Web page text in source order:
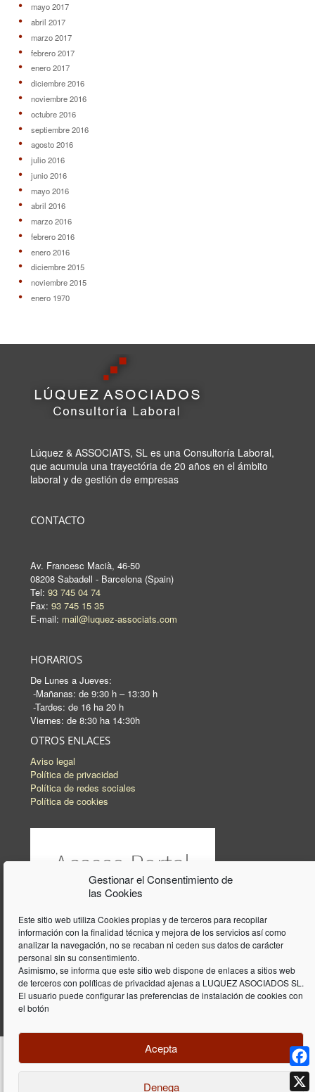
Gestionar el Consentimiento de
las Cookies
Este sitio web utiliza Cookies propias y de terceros para recopilar
información con la finalidad técnica y mejora de los servicios así como
analizar la navegación, no se recaban ni ceden sus datos de carácter
personal sin su consentimiento.
Asimismo, se informa que este sitio web dispone de enlaces a sitios web
de terceros con políticas de privacidad ajenas a LUQUEZ ASOCIADOS SL.
El usuario puede configurar las preferencias de instalación de cookies con
el botón
Acepta
Denega
mayo 2017
abril 2017
marzo 2017
febrero 2017
enero 2017
diciembre 2016
noviembre 2016
octubre 2016
septiembre 2016
agosto 2016
julio 2016
junio 2016
mayo 2016
abril 2016
marzo 2016
febrero 2016
enero 2016
diciembre 2015
noviembre 2015
enero 1970
Lúquez & ASSOCIATS, SL es una Consultoría Laboral,
que acumula una trayectória de 20 años en el ámbito
laboral y de gestión de empresas
CONTACTO
Av. Francesc Macià, 46-50
08208 Sabadell - Barcelona (Spain)
Tel: 93 745 04 74
Fax: 93 745 15 35
E-mail: mail@luquez-associats.com
HORARIOS
De Lunes a Jueves:
-Mañanas: de 9:30 h – 13:30 h
-Tardes: de 16 ha 20 h
Viernes: de 8:30 ha 14:30h
OTROS ENLACES
Aviso legal
Política de privacidad
Política de redes sociales
Política de cookies
Diseño y programación web porDieres.com | Lúquez Associats SL | ©